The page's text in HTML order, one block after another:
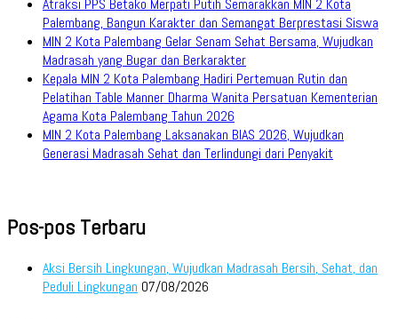
Atraksi PPS Betako Merpati Putih Semarakkan MIN 2 Kota
Palembang, Bangun Karakter dan Semangat Berprestasi Siswa
MIN 2 Kota Palembang Gelar Senam Sehat Bersama, Wujudkan
Madrasah yang Bugar dan Berkarakter
Kepala MIN 2 Kota Palembang Hadiri Pertemuan Rutin dan
Pelatihan Table Manner Dharma Wanita Persatuan Kementerian
Agama Kota Palembang Tahun 2026
MIN 2 Kota Palembang Laksanakan BIAS 2026, Wujudkan
Generasi Madrasah Sehat dan Terlindungi dari Penyakit
Pos-pos Terbaru
Aksi Bersih Lingkungan, Wujudkan Madrasah Bersih, Sehat, dan
Peduli Lingkungan 07/08/2026